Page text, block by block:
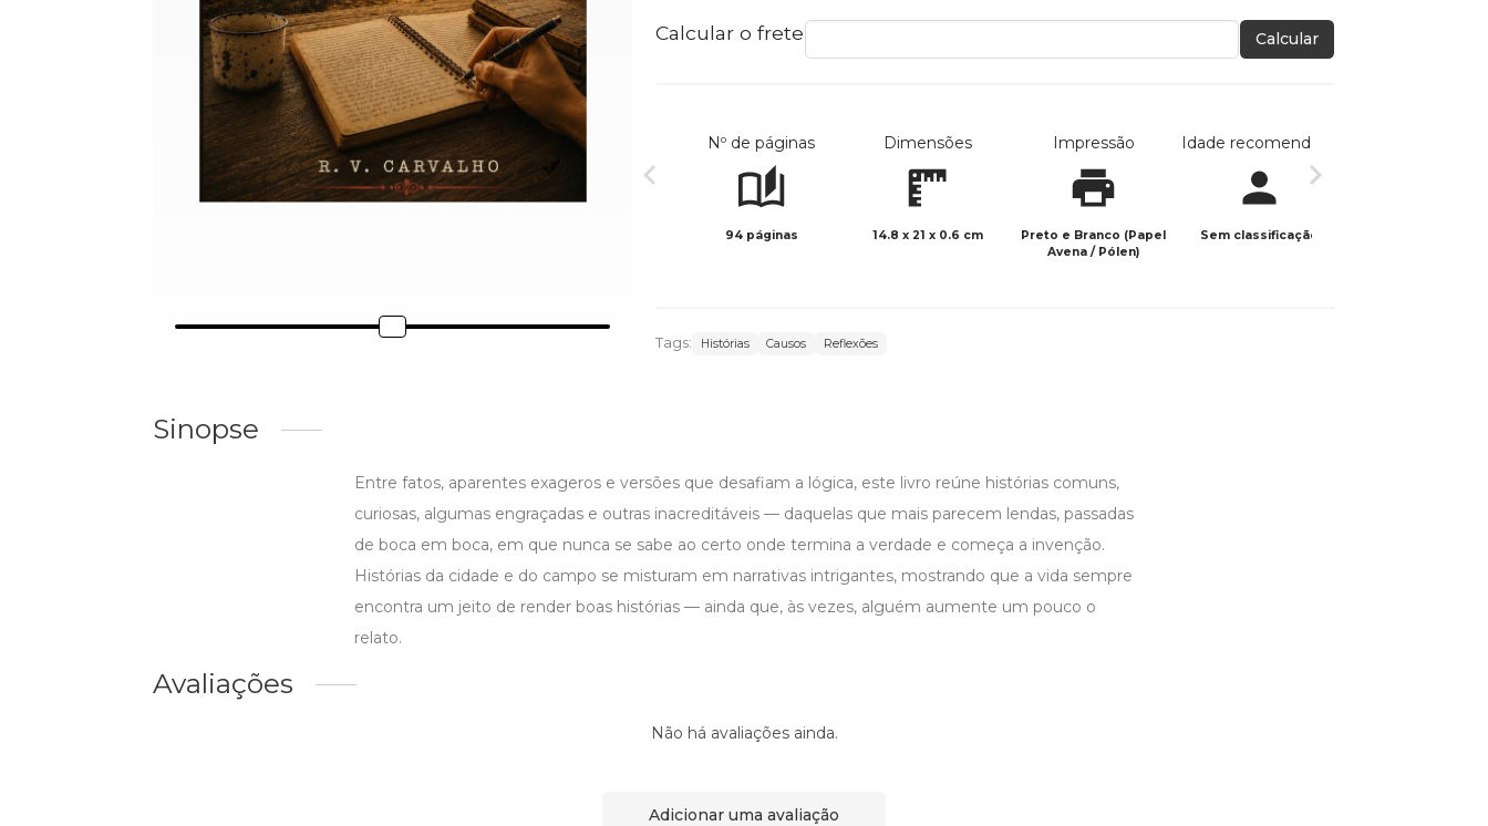
Calcular o frete Calcular
Nº de páginas
94 páginas
Dimensões
14.8 x 21 x 0.6 cm
Impressão
Preto e Branco (Papel
Avena / Pólen)
Idade recomendada
Sem classificação
Tags: Histórias Causos Reflexões
Sinopse
Entre fatos, aparentes exageros e versões que desafiam a lógica, este livro reúne histórias comuns,
curiosas, algumas engraçadas e outras inacreditáveis — daquelas que mais parecem lendas, passadas
de boca em boca, em que nunca se sabe ao certo onde termina a verdade e começa a invenção.
Histórias da cidade e do campo se misturam em narrativas intrigantes, mostrando que a vida sempre
encontra um jeito de render boas histórias — ainda que, às vezes, alguém aumente um pouco o
relato.
Avaliações
Não há avaliações ainda.
Adicionar uma avaliação